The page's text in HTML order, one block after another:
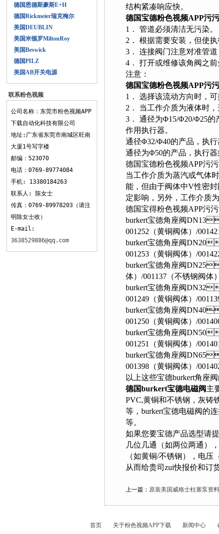
德国恩德斯豪斯E+H
德国Rickmeier瑞克梅尔
美国DEUBLIN
美国米顿罗MiltonRoy
美国Beswick
德国PILZ
美国AB开关电源
联系粉色视频
APP下载
公司名称：东莞市粉色视频APP
下载自动化科技有限公司
地址:广东省东莞市南城区旺南
大厦1号写字楼
邮编：523070
电话：0769-89774084
手机: 13380184263
联系人: 陈女士
传真：0769-89978203（请注
明陈女士收）
E-mail:
3638529886@qq.com
结构紧凑响应快。
德国宝德粉色视频APP污
1． 管道必须清洁无污染。
2． 根据需要安装，但使执
3． 连接阀门注意对准管道
4． 打开或维修该角阀之前
注意：
德国宝德粉色视频APP污
1． 选择该流动方向时，
2． 当工作介质为液体时
3． 通径为Φ15/Φ20/Φ25的产
作用执行器。
通径Φ32/Φ40的产品，执行
通径为Φ50的产品，执行
德国宝德粉色视频APP污污
当工作介质为蒸汽或气体时
能，但由于阀体中V性密
定影响，另外，工作介质
德国宝得粉色视频APP污污
burkert宝德角座阀
001252（黄铜阀体）/
burkert宝德角座阀
001253（黄铜阀体）/
burkert宝德角座阀DN25
体）/001137（不锈钢阀体
burkert宝德角座阀
001249（黄铜阀体）/
burkert宝德角座阀
001250（黄铜阀体）/
burkert宝德角座阀
001251（黄铜阀体）/
burkert宝德角座阀
001398（黄铜阀体）/
以上这些宝德burkert角座阀的
德国burkert宝德电磁阀主
PVC,黄铜和不锈钢，灰
等，burkert宝德电磁阀的连
等。
如果您要宝德产品选型请
几位几通（如两位两通）
（如黄铜/不锈钢），电
从而给贵司zui快报价和订货
上一篇： 原装美国威格士柱塞泵资
首页 关于粉色视频APP下载 新闻中心